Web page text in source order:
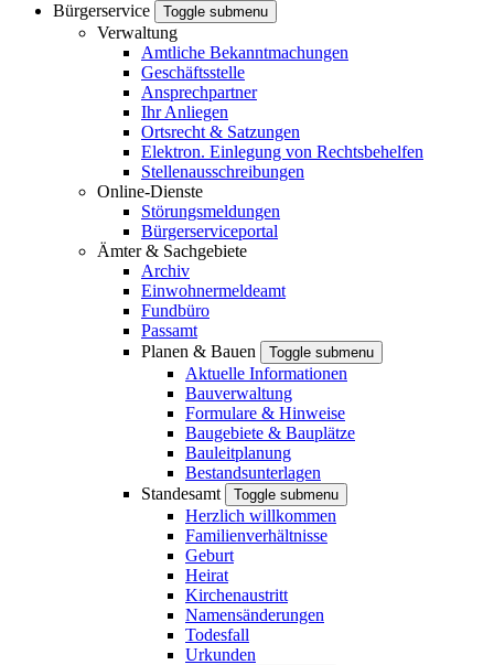
Bürgerservice
Toggle submenu
Verwaltung
Amtliche Bekanntmachungen
Geschäftsstelle
Ansprechpartner
Ihr Anliegen
Ortsrecht & Satzungen
Elektron. Einlegung von Rechtsbehelfen
Stellenausschreibungen
Online-Dienste
Störungsmeldungen
Bürgerserviceportal
Ämter & Sachgebiete
Archiv
Einwohnermeldeamt
Fundbüro
Passamt
Planen & Bauen
Toggle submenu
Aktuelle Informationen
Bauverwaltung
Formulare & Hinweise
Baugebiete & Bauplätze
Bauleitplanung
Bestandsunterlagen
Standesamt
Toggle submenu
Herzlich willkommen
Familienverhältnisse
Geburt
Heirat
Kirchenaustritt
Namensänderungen
Todesfall
Urkunden